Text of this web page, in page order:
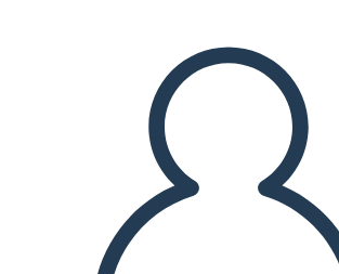
Folleto 4 BW
Copie este guión gráfico
CREAR UN GUIÓN GRÁFICO
JUEGO DE DIAPOSITIVAS
LEERME